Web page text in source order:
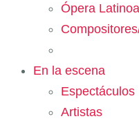
Ópera
En la escena
Espectáculos
Artistas